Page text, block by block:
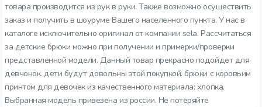
товара производится из рук в руки. Также возможно осуществить
заказ и получить в шоуруме Вашего населенного пункта. У нас в
каталоге исключительно оригинал от компании sela. Рассчитаться
за детские брюки можно при получении и примерки/проверки
представленной модели. Данный товар прекрасно подойдет для
девчонок. дети будут довольны этой покупкой. брюки с коровьим
принтом для девочек из качественного материала: хлопка.
Выбранная модель привезена из россии. Не потеряйте